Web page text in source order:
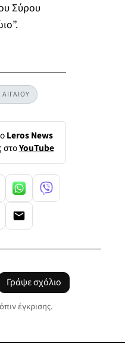
Σύρου
Leros News
στοYouTube
Γράψε σχόλιο
έγκρισης.